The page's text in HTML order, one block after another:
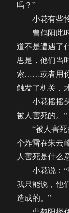
吗？”
小花有些怜
曹鹤阳此时
道不是遭遇了
思是，他们当
索……或者用你
触发了机关，
小花摇摇头
被人害死的。”
“被人害死
个炸雷在朱云
人害死是什么
小花说：“
我只能说，他
造成的。”